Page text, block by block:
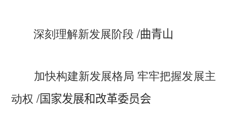
深刻理解新发展阶段 /曲青山
加快构建新发展格局 牢牢把握发展主
动权 /国家发展和改革委员会